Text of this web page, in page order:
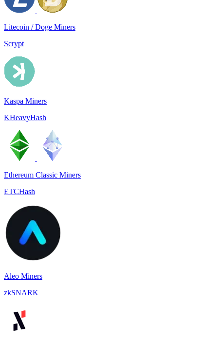
Litecoin / Doge Miners
Scrypt
Kaspa Miners
KHeavyHash
Ethereum Classic Miners
ETCHash
Aleo Miners
zkSNARK